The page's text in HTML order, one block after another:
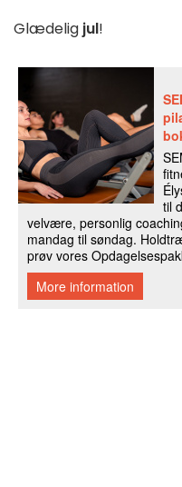
Glædelig jul!